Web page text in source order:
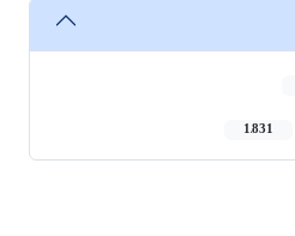
1,831